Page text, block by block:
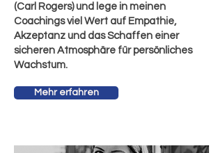
(Carl Rogers) und lege in meinen
Coachings viel Wert auf Empathie,
Akzeptanz und das Schaffen einer
sicheren Atmosphäre für persönliches
Wachstum.
Mehr erfahren